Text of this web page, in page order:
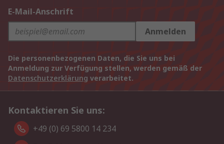
E-Mail-Anschrift
Anmelden
Die personenbezogenen Daten, die Sie uns bei
Anmeldung zur Verfügung stellen, werden gemäß der
Datenschutzerklärung verarbeitet.
Kontaktieren Sie uns:
+49 (0) 69 5800 14 234